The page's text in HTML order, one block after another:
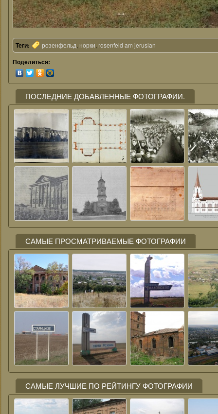
Теги: розенфельд, норки, rosenfeld am jeruslan
Поделиться:
ПОСЛЕДНИЕ ДОБАВЛЕННЫЕ ФОТОГРАФИИ.
САМЫЕ ПРОСМАТРИВАЕМЫЕ ФОТОГРАФИИ
САМЫЕ ЛУЧШИЕ ПО РЕЙТИНГУ ФОТОГРАФИИ